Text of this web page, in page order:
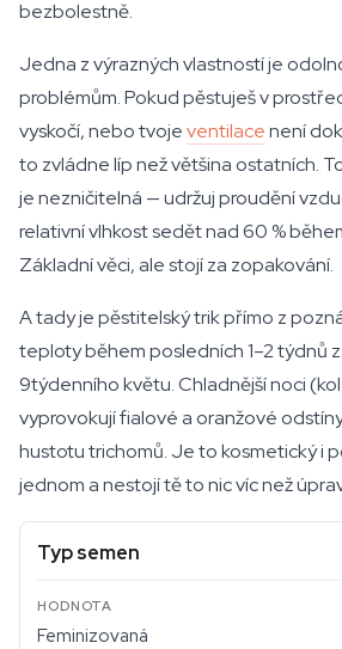
bezbolestně.
Jedna z výrazných vlastností je
problémům. Pokud pěstuješ v
vyskočí, nebo tvojeventilacenení
to zvládne líp než většina ostatních.
je nezničitelná — udržuj proudění
relativní vlhkost sedět nad 60 %
Základní věci, ale stojí za zopakování.
A tady je pěstitelský trik přímo z
teploty během posledních 1–2 týdnů
9týdenního květu. Chladnější noci
vyprovokují fialové a oranžové
hustotu trichomů. Je to kosmetický i
jednom a nestojí tě to nic víc než
Typ semen
Feminizovaná